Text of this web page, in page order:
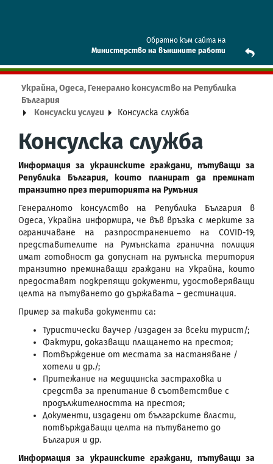
Обратно към сайта на
Mинистерство на външните работи
Украйна, Одеса, Генерално консулство на Република
България
Консулски услуги
Консулска служба
Консулска служба
Информация за украинските граждани, пътуващи за
Република България, които планират да преминат
транзитно през територията на Румъния
Генералното консулство на Република България в
Одеса, Украйна информира, че във връзка с мерките за
ограничаване на разпространението на COVID-19,
представителите на Румънската гранична полиция
имат готовност да допуснат на румънска територия
транзитно преминаващи граждани на Украйна, които
предоставят подкрепящи документи, удостоверяващи
целта на пътуването до държавата – дестинация.
Пример за такива документи са:
Туристически ваучер /издаден за всеки турист/;
Фактури, доказващи плащането на престоя;
Потвърждение от местата за настаняване /
хотели и др./;
Притежание на медицинска застраховка и
средства за препитание в съответствие с
продължителността на престоя;
Документи, издадени от българските власти,
потвърждаващи целта на пътуването до
България и др.
Информация за украинските граждани, пътуващи за